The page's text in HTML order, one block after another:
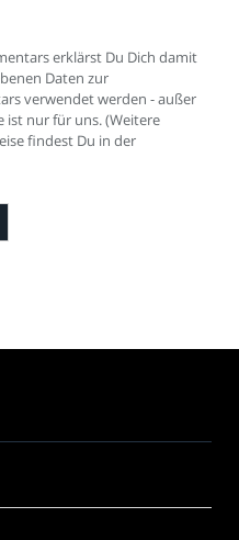
erklärst Du Dich damit
Daten zur
verwendet werden - außer
ist nur für uns. (Weitere
findest Du in der